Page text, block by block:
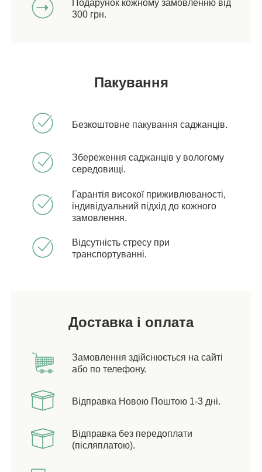
Подарунок кожному замовленню від
300 грн.
Пакування
Безкоштовне пакування саджанців.
Збереження саджанців у вологому
середовищі.
Гарантія високої приживлюваності,
індивідуальний підхід до кожного
замовлення.
Відсутність стресу при
транспортуванні.
Доставка і оплата
Замовлення здійснюється на сайті
або по телефону.
Відправка Новою Поштою 1-3 дні.
Відправка без передоплати
(післяплатою).